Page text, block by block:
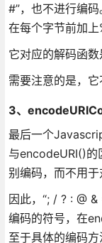
#”，也不进行编
在每个字节前加上
它对应的解码函数
需要注意的是，它
3、
最后一个
与encodeURI()的
别编码，而不用于
因此，“; / ? : @
编码的符号，在
至于具体的编码方